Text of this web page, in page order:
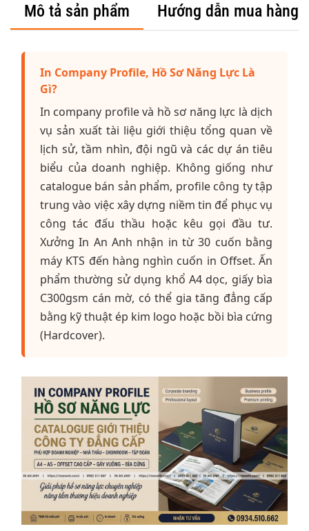
Mô tả sản phẩm Hướng dẫn mua hàng
In Company Profile, Hồ Sơ Năng Lực Là
Gì?
In company profile và hồ sơ năng lực là dịch
vụ sản xuất tài liệu giới thiệu tổng quan về
lịch sử, tầm nhìn, đội ngũ và các dự án tiêu
biểu của doanh nghiệp. Không giống như
catalogue bán sản phẩm, profile công ty tập
trung vào việc xây dựng niềm tin để phục vụ
công tác đấu thầu hoặc kêu gọi đầu tư.
Xưởng In An Anh nhận in từ 30 cuốn bằng
máy KTS đến hàng nghìn cuốn in Offset. Ấn
phẩm thường sử dụng khổ A4 dọc, giấy bìa
C300gsm cán mờ, có thể gia tăng đẳng cấp
bằng kỹ thuật ép kim logo hoặc bồi bìa cứng
(Hardcover).